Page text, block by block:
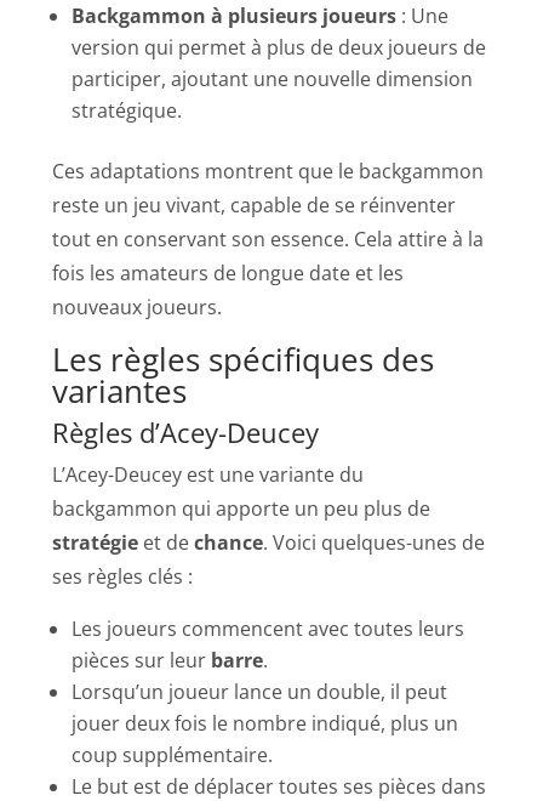
Backgammon à plusieurs joueurs : Une
version qui permet à plus de deux joueurs de
participer, ajoutant une nouvelle dimension
stratégique.
Ces adaptations montrent que le backgammon
reste un jeu vivant, capable de se réinventer
tout en conservant son essence. Cela attire à la
fois les amateurs de longue date et les
nouveaux joueurs.
Les règles spécifiques des
variantes
Règles d’Acey-Deucey
L’Acey-Deucey est une variante du
backgammon qui apporte un peu plus de
stratégie et dechance. Voici quelques-unes de
ses règles clés :
Les joueurs commencent avec toutes leurs
pièces sur leur barre.
Lorsqu’un joueur lance un double, il peut
jouer deux fois le nombre indiqué, plus un
coup supplémentaire.
Le but est de déplacer toutes ses pièces dans